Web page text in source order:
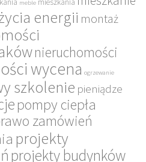
meble mieszkania
energii montaż
nieruchomości
wycena ogrzewanie
szkolenie pieniądze
pompy ciepła
zamówień
projekty
projekty budynków